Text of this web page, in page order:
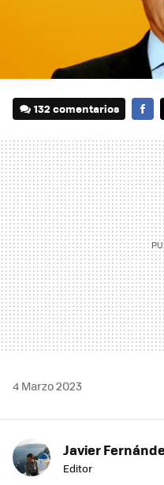
132 comentarios
4 Marzo 2023
Javier
Editor